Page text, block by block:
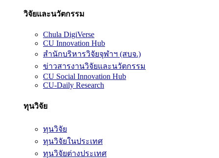
วิจัยและนวัตกรรม
Chula DigiVerse
CU Innovation Hub
สำนักบริหารวิจัยจุฬาฯ (สบจ.)
ข่าวสารงานวิจัยและนวัตกรรม
CU Social Innovation Hub
CU-Daily Research
ทุนวิจัย
ทุนวิจัย
ทุนวิจัยในประเทศ
ทุนวิจัยต่างประเทศ